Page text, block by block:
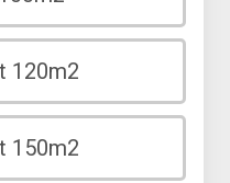
120m2
150m2